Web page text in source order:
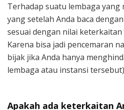
Terhadap suatu lembaga yang
yang setelah Anda baca
sesuai dengan nilai keterkaitan
Karena bisa jadi pencemaran
bijak jika Anda hanya
lembaga atau instansi
Apakah ada keterkaitan